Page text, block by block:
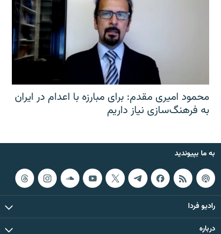
محمود امیری مقدم: برای مبارزه با اعدام در ایران
به فرهنگ‌سازی نیاز داریم
به ما بپیوندید
رادیو فردا
درباره